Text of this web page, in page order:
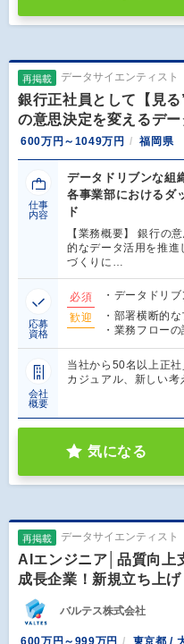
再掲載 データサイエンティスト
銀行正社員として【見
の意思決定を変えるデ
600万円～1049万円 福岡県
仕事
内容
データドリブンな組
各事業部におけるダ
ド
【業務概要】 銀行の
的なデータ活用を推
づくりに…
応募
資格
必須
・データドリ
歓迎
・部署横断的
・業務フロー
会社
概要
当社から50名以上正
カジュアル、新しい考
気になる
再掲載 データサイエンティスト
AIエンジニア│品質向上
成長企業！新規立ち上げ
バルテス株式会社
600万円～999万円 東京都 /